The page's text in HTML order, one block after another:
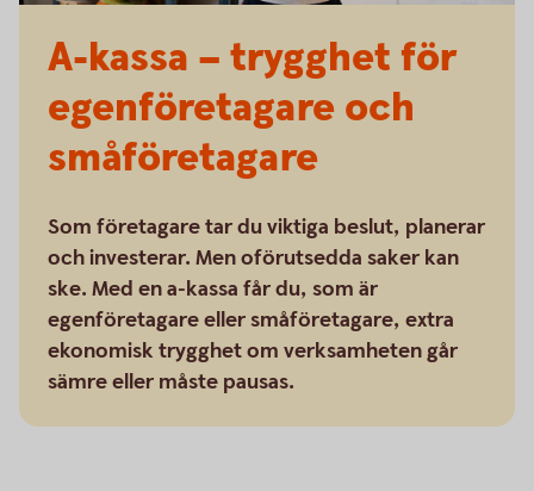
A-kassa – trygghet för
egenföretagare och
småföretagare
Som företagare tar du viktiga beslut, planerar
och investerar. Men oförutsedda saker kan
ske. Med en a-kassa får du, som är
egenföretagare eller småföretagare, extra
ekonomisk trygghet om verksamheten går
sämre eller måste pausas.